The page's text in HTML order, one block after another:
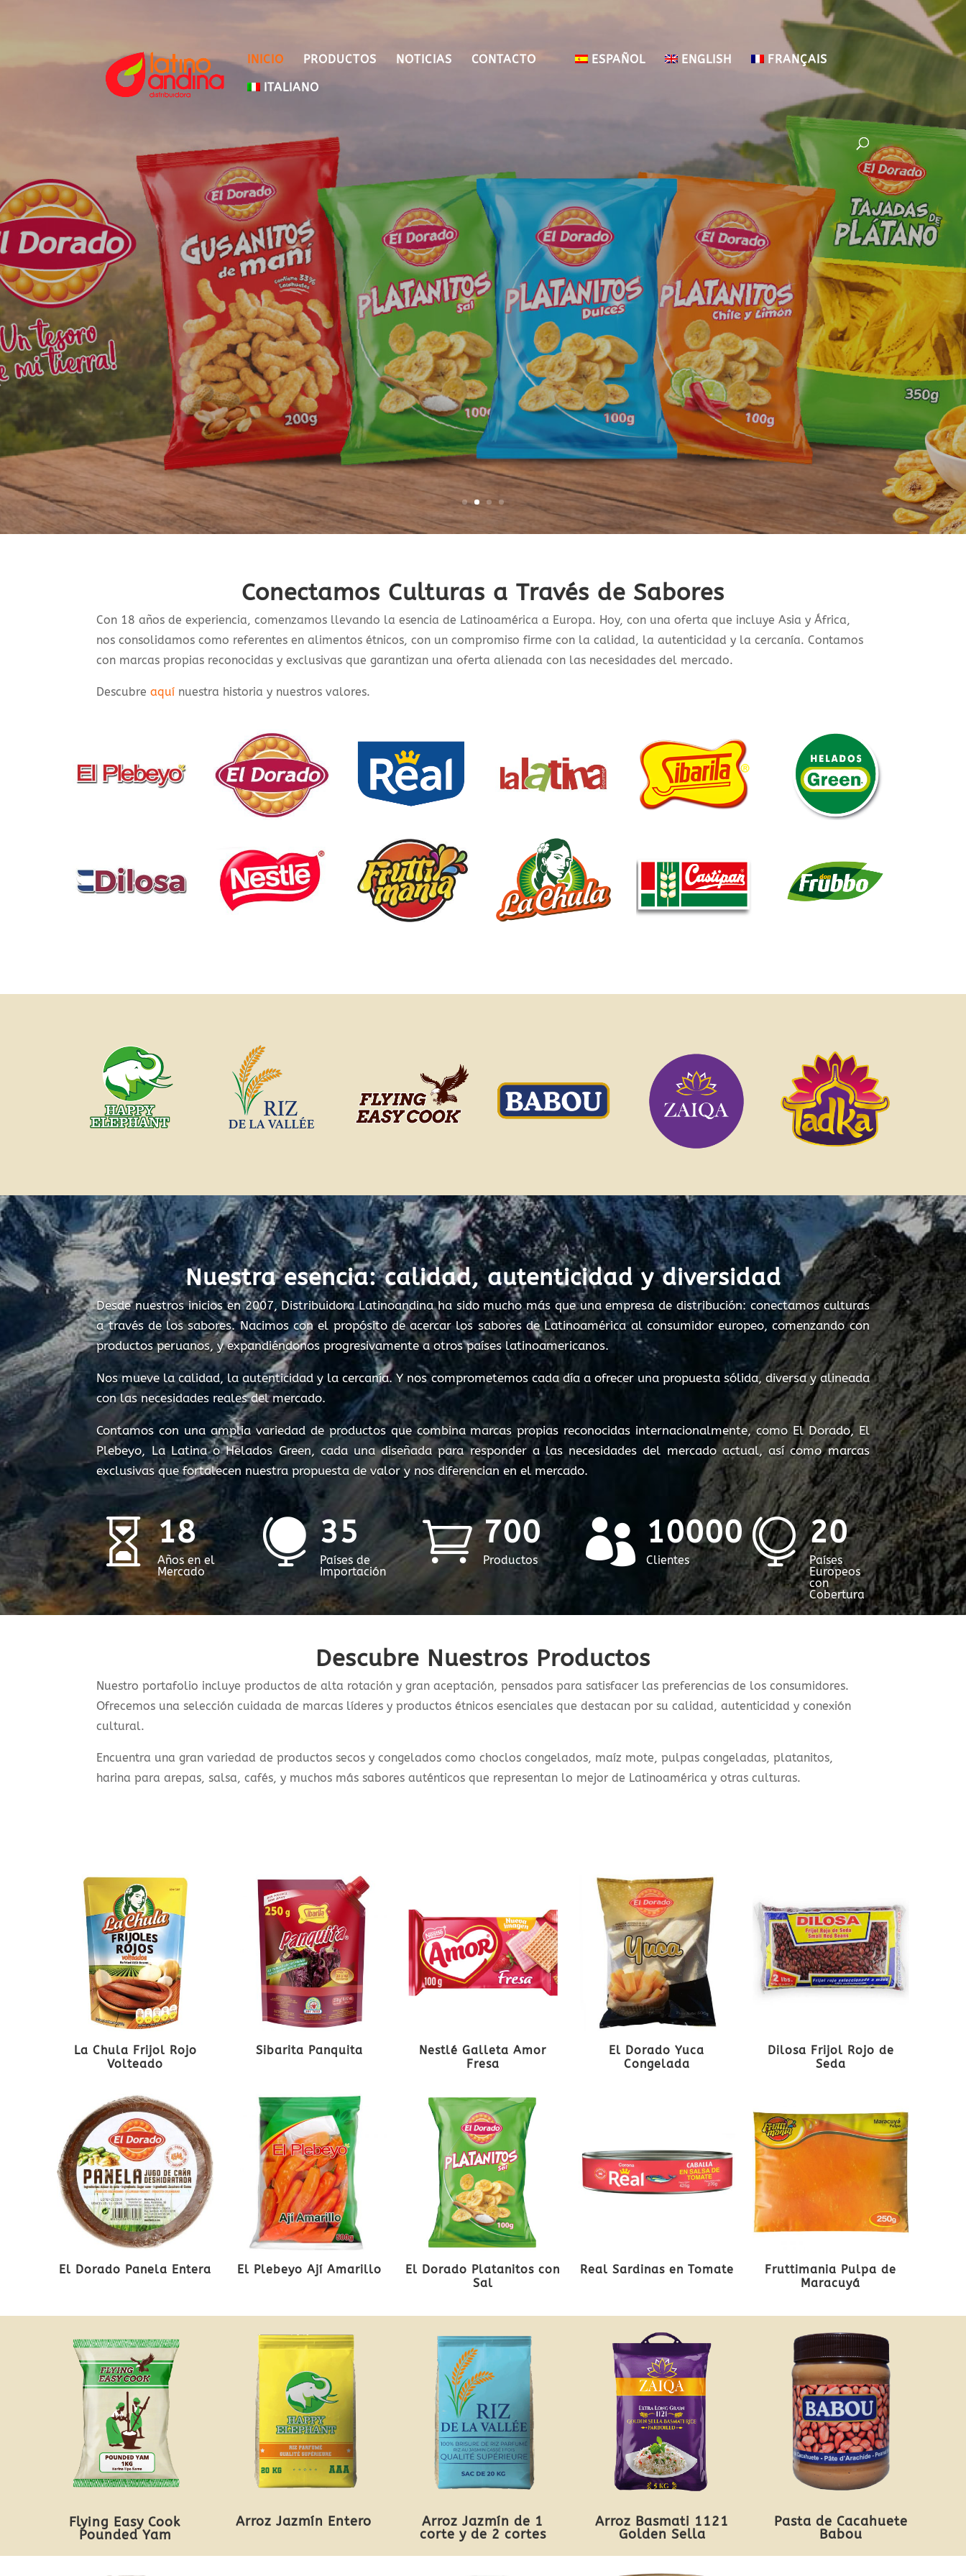
INICIO PRODUCTOS NOTICIAS CONTACTO ESPAÑOL ENGLISH FRANÇAIS
ITALIANO
Conectamos Culturas a Través de Sabores
Con 18 años de experiencia, comenzamos llevando la esencia de Latinoamérica a Europa. Hoy, con una oferta que incluye Asia y África,
nos consolidamos como referentes en alimentos étnicos, con un compromiso firme con la calidad, la autenticidad y la cercanía. Contamos
con marcas propias reconocidas y exclusivas que garantizan una oferta alienada con las necesidades del mercado.
Descubreaquí nuestra historia y nuestros valores.
Nuestra esencia: calidad, autenticidad y diversidad
Desde nuestros inicios en 2007, Distribuidora Latinoandina ha sido mucho más que una empresa de distribución: conectamos culturas
a través de los sabores. Nacimos con el propósito de acercar los sabores de Latinoamérica al consumidor europeo, comenzando con
productos peruanos, y expandiéndonos progresivamente a otros países latinoamericanos.
Nos mueve la calidad, la autenticidad y la cercanía. Y nos comprometemos cada día a ofrecer una propuesta sólida, diversa y alineada
con las necesidades reales del mercado.
Contamos con una amplia variedad de productos que combina marcas propias reconocidas internacionalmente, como El Dorado, El
Plebeyo, La Latina o Helados Green, cada una diseñada para responder a las necesidades del mercado actual, así como marcas
exclusivas que fortalecen nuestra propuesta de valor y nos diferencian en el mercado.
 18
Años en el
Mercado
 35
Países de
Importación
 700
Productos  10000
Clientes  20
Países
Europeos
con
Cobertura
Descubre Nuestros Productos
Nuestro portafolio incluye productos de alta rotación y gran aceptación, pensados para satisfacer las preferencias de los consumidores.
Ofrecemos una selección cuidada de marcas líderes y productos étnicos esenciales que destacan por su calidad, autenticidad y conexión
cultural.
Encuentra una gran variedad de productos secos y congelados como choclos congelados, maíz mote, pulpas congeladas, platanitos,
harina para arepas, salsa, cafés, y muchos más sabores auténticos que representan lo mejor de Latinoamérica y otras culturas.
La Chula Frijol Rojo
Volteado
Sibarita Panquita
Nestlé Galleta Amor
Fresa
El Dorado Yuca
Congelada
Dilosa Frijol Rojo de
Seda
El Dorado Panela Entera El Plebeyo Ají Amarillo
El Dorado Platanitos con
Sal
Real Sardinas en Tomate
Fruttimania Pulpa de
Maracuyá
Flying Easy Cook
Pounded Yam
Arroz Jazmín Entero
Arroz Jazmín de 1
corte y de 2 cortes
Arroz Basmati 1121
Golden Sella
Pasta de Cacahuete
Babou